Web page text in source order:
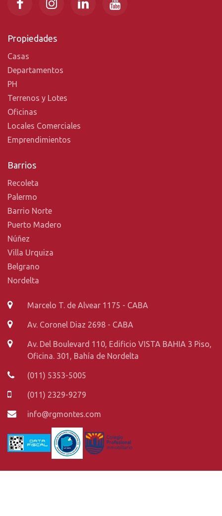
Propiedades
Casas
Departamentos
PH
Terrenos y Lotes
Oficinas
Locales Comerciales
Emprendimientos
Barrios
Recoleta
Palermo
Barrio Norte
Puerto Madero
Núñez
Villa Urquiza
Belgrano
Nordelta
Marcelo T. de Alvear 1175 - CABA
Av. Coronel Diaz 2698 - CABA
Av. Del Boulevard 110, Edificio VISTA BAHIA 3 Piso,
Oficina. 301, Bahía de Nordelta
(011) 5353-5005
(011) 2329-9279
info@rgmontes.com